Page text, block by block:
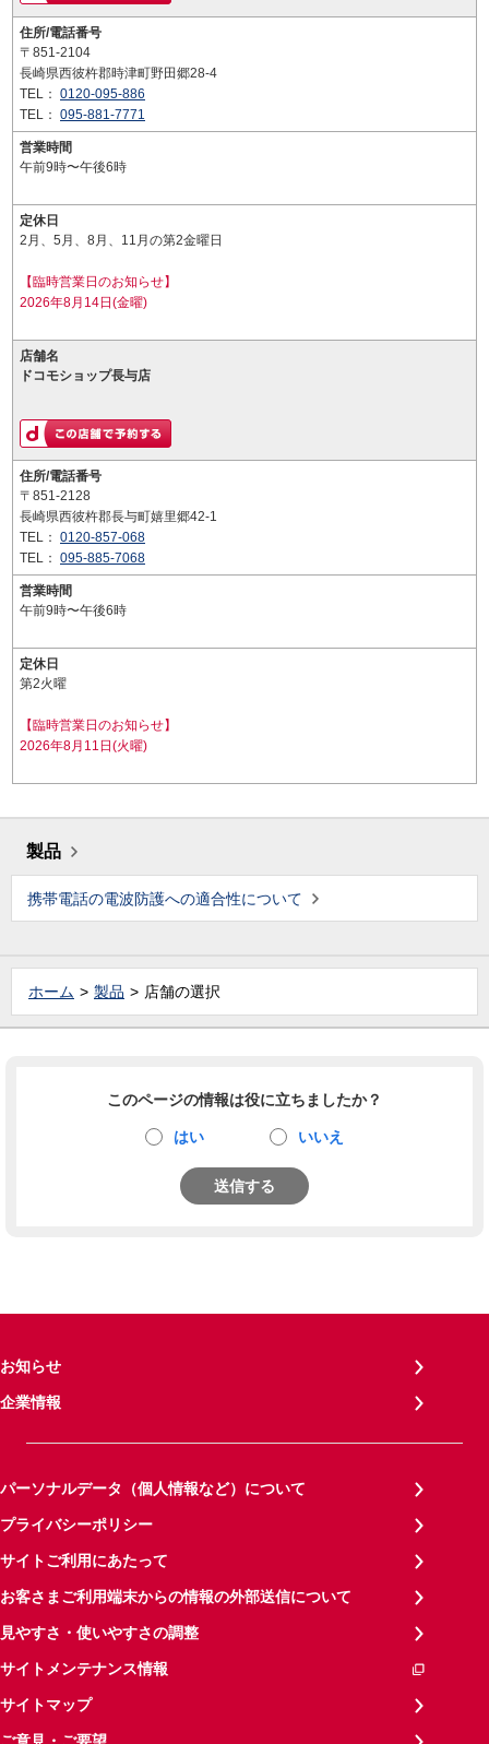
住所/電話番号
〒851-2104
長崎県西彼杵郡時津町野田郷28-4
TEL： 0120-095-886
TEL： 095-881-7771
営業時間
午前9時〜午後6時
定休日
2月、5月、8月、11月の第2金曜日
【臨時営業日のお知らせ】
2026年8月14日(金曜)
店舗名
ドコモショップ長与店
住所/電話番号
〒851-2128
長崎県西彼杵郡長与町嬉里郷42-1
TEL： 0120-857-068
TEL： 095-885-7068
営業時間
午前9時〜午後6時
定休日
第2火曜
【臨時営業日のお知らせ】
2026年8月11日(火曜)
製品
携帯電話の電波防護への適合性について
ホーム 製品 店舗の選択
このページの情報は役に立ちましたか？
はい いいえ
送信する
お知らせ
企業情報
パーソナルデータ（個人情報など）について
プライバシーポリシー
サイトご利用にあたって
お客さまご利用端末からの情報の外部送信について
見やすさ・使いやすさの調整
サイトメンテナンス情報
サイトマップ